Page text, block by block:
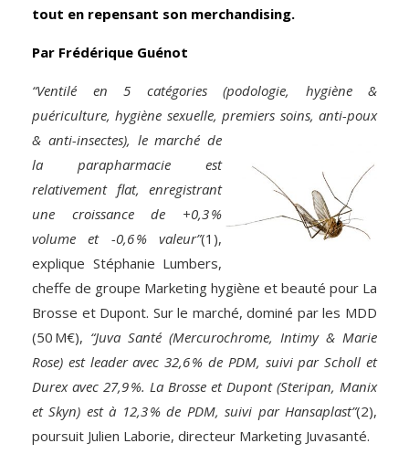
tout en repensant son merchandising.
Par Frédérique Guénot
“Ventilé en 5 catégories (podologie, hygiène &
puériculture, hygiène sexuelle, premiers soins, anti-poux
& anti-insectes), le marché de
la parapharmacie est
relativement flat, enregistrant
une croissance de +0,3 %
volume et -0,6 % valeur”(1),
explique Stéphanie Lumbers,
cheffe de groupe Marketing hygiène et beauté pour La
Brosse et Dupont. Sur le marché, dominé par les MDD
(50 M€), “Juva Santé (Mercurochrome, Intimy & Marie
Rose) est leader avec 32,6 % de PDM, suivi par Scholl et
Durex avec 27,9 %. La Brosse et Dupont (Steripan, Manix
et Skyn) est à 12,3 % de PDM, suivi par Hansaplast”(2),
poursuit Julien Laborie, directeur Marketing Juvasanté.